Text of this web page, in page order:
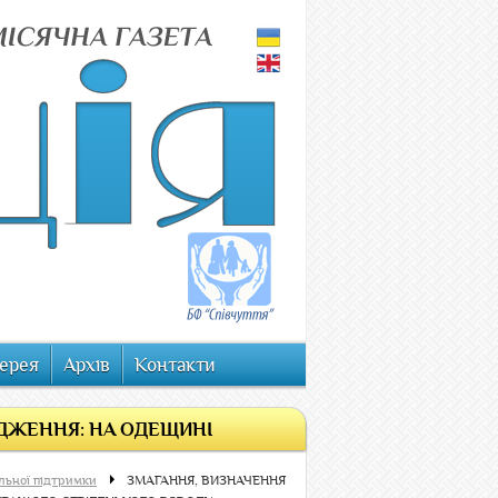
Архів Контакти
НА ОДЕЩИНІ
підтримки
ЗМАГАННЯ, ВИЗНАЧЕННЯ